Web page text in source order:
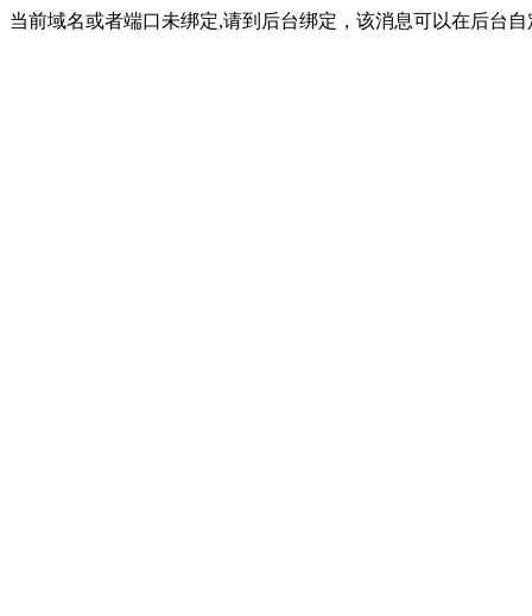
当前域名或者端口未绑定,请到后台绑定，该消息可以在后台自